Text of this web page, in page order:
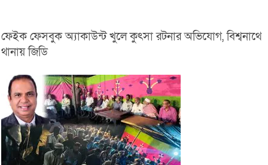
ফেইক ফেসবুক অ্যাকাউন্ট খুলে কুৎসা রটনার অভিযোগ, বিশ্বনাথে
থানায় জিডি